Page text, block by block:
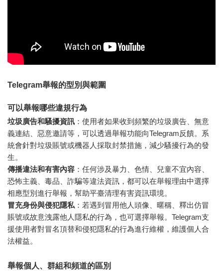
Telegram舉報的型別與範圍
可以舉報哪些違規行為
垃圾廣告和騷擾資訊 ：使用者如果收到頻繁的垃圾廣告、無意
義連結、惡意邀請等，可以透過舉報功能向Telegram反饋。系
統會針對垃圾賬號或機器人採取封禁措施，減少騷擾行為的發
生。
傳播違法和有害內容 ：任何涉及暴力、色情、兒童不宜內容、
恐怖主義、毒品、詐騙等違法資訊，都可以在舉報理由中選擇
相應型別進行舉報，幫助平臺清理有害資訊環境。
冒充身份與侵犯隱私 ：若遇到冒用他人頭像、暱稱、釋出仿冒
賬號或故意洩露他人隱私的行為，也可選擇舉報。Telegram支
援使用者對冒名頂替和侵犯隱私的行為進行維權，維護個人合
法權益。
舉報個人、群組和頻道的區別